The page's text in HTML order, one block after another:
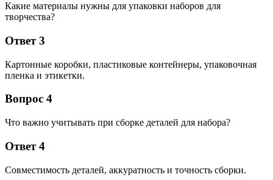
Какие материалы нужны для упаковки наборов для
творчества?
Ответ 3
Картонные коробки, пластиковые контейнеры, упаковочная
пленка и этикетки.
Вопрос 4
Что важно учитывать при сборке деталей для набора?
Ответ 4
Совместимость деталей, аккуратность и точность сборки.